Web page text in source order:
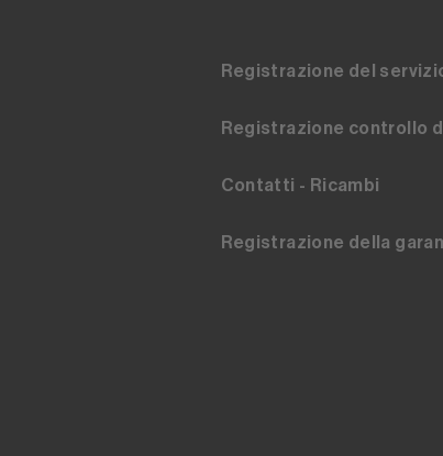
Registrazione del
Registrazione controllo
Contatti - Ricambi
Registrazione della